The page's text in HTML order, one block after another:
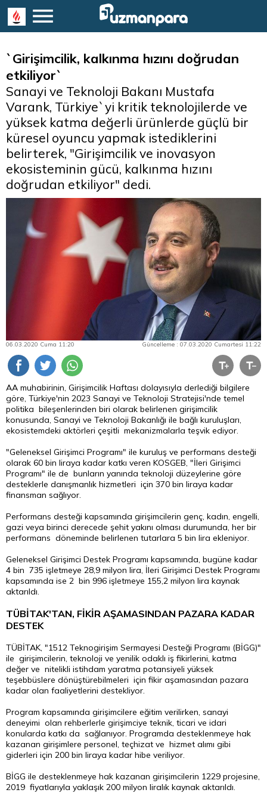
`Girişimcilik, kalkınma hızını doğrudan
etkiliyor`
Sanayi ve Teknoloji Bakanı Mustafa
Varank, Türkiye`yi kritik teknolojilerde ve
yüksek katma değerli ürünlerde güçlü bir
küresel oyuncu yapmak istediklerini
belirterek, "Girişimcilik ve inovasyon
ekosisteminin gücü, kalkınma hızını
doğrudan etkiliyor" dedi.
06.03.2020 Cuma 11:20 Güncelleme : 07.03.2020 Cumartesi 11:22
AA muhabirinin, Girişimcilik Haftası dolayısıyla derlediği bilgilere
göre, Türkiye'nin 2023 Sanayi ve Teknoloji Stratejisi'nde temel
politika bileşenlerinden biri olarak belirlenen girişimcilik
konusunda, Sanayi ve Teknoloji Bakanlığı ile bağlı kuruluşları,
ekosistemdeki aktörleri çeşitli mekanizmalarla teşvik ediyor.
"Geleneksel Girişimci Programı" ile kuruluş ve performans desteği
olarak 60 bin liraya kadar katkı veren KOSGEB, "İleri Girişimci
Programı" ile de bunların yanında teknoloji düzeylerine göre
desteklerle danışmanlık hizmetleri için 370 bin liraya kadar
finansman sağlıyor.
Performans desteği kapsamında girişimcilerin genç, kadın, engelli,
gazi veya birinci derecede şehit yakını olması durumunda, her bir
performans döneminde belirlenen tutarlara 5 bin lira ekleniyor.
Geleneksel Girişimci Destek Programı kapsamında, bugüne kadar
4 bin 735 işletmeye 28,9 milyon lira, İleri Girişimci Destek Programı
kapsamında ise 2 bin 996 işletmeye 155,2 milyon lira kaynak
aktarıldı.
TÜBİTAK'TAN, FİKİR AŞAMASINDAN PAZARA KADAR
DESTEK
TÜBİTAK, "1512 Teknogirişim Sermayesi Desteği Programı (BİGG)"
ile girişimcilerin, teknoloji ve yenilik odaklı iş fikirlerini, katma
değer ve nitelikli istihdam yaratma potansiyeli yüksek
teşebbüslere dönüştürebilmeleri için fikir aşamasından pazara
kadar olan faaliyetlerini destekliyor.
Program kapsamında girişimcilere eğitim verilirken, sanayi
deneyimi olan rehberlerle girişimciye teknik, ticari ve idari
konularda katkı da sağlanıyor. Programda desteklenmeye hak
kazanan girişimlere personel, teçhizat ve hizmet alımı gibi
giderleri için 200 bin liraya kadar hibe veriliyor.
BİGG ile desteklenmeye hak kazanan girişimcilerin 1229 projesine,
2019 fiyatlarıyla yaklaşık 200 milyon liralık kaynak aktarıldı.